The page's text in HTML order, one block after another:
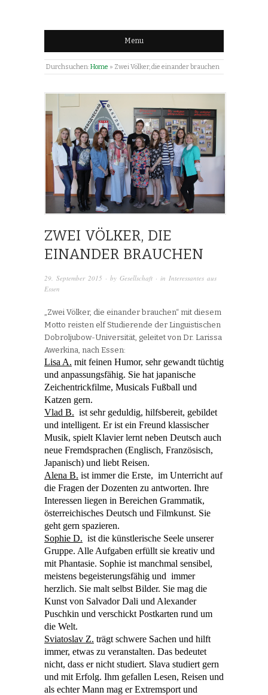
Menu
Durchsuchen:Home » Zwei Völker, die einander brauchen
ZWEI VÖLKER, DIE
EINANDER BRAUCHEN
29. September 2015 · by Gesellschaft · in Interessantes aus
Essen
„Zwei Völker, die einander brauchen“ mit diesem
Motto reisten elf Studierende der Linguistischen
Dobroljubow-Universität, geleitet von Dr. Larissa
Awerkina, nach Essen:
Lisa A. mit feinen Humor, sehr gewandt tüchtig
und anpassungsfähig. Sie hat japanische
Zeichentrickfilme, Musicals Fußball und
Katzen gern.
Vlad B. ist sehr geduldig, hilfsbereit, gebildet
und intelligent. Er ist ein Freund klassischer
Musik, spielt Klavier lernt neben Deutsch auch
neue Fremdsprachen (Englisch, Französisch,
Japanisch) und liebt Reisen.
Alena B. ist immer die Erste, im Unterricht auf
die Fragen der Dozenten zu antworten. Ihre
Interessen liegen in Bereichen Grammatik,
österreichisches Deutsch und Filmkunst. Sie
geht gern spazieren.
Sophie D. ist die künstlerische Seele unserer
Gruppe. Alle Aufgaben erfüllt sie kreativ und
mit Phantasie. Sophie ist manchmal sensibel,
meistens begeisterungsfähig und immer
herzlich. Sie malt selbst Bilder. Sie mag die
Kunst von Salvador Dali und Alexander
Puschkin und verschickt Postkarten rund um
die Welt.
Sviatoslav Z. trägt schwere Sachen und hilft
immer, etwas zu veranstalten. Das bedeutet
nicht, dass er nicht studiert. Slava studiert gern
und mit Erfolg. Ihm gefallen Lesen, Reisen und
als echter Mann mag er Extremsport und